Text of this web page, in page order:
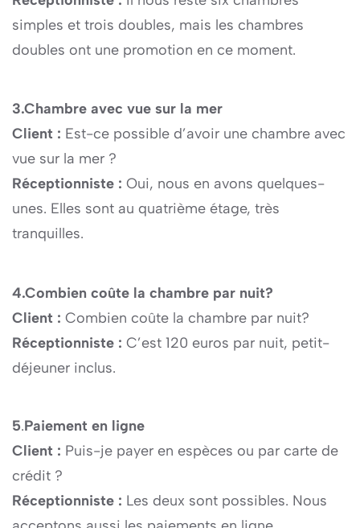
simples et trois doubles, mais les chambres
doubles ont une promotion en ce moment.
3.Chambre avec vue sur la mer
Client : Est-ce possible d’avoir une chambre avec
vue sur la mer ?
Réceptionniste : Oui, nous en avons quelques-
unes. Elles sont au quatrième étage, très
tranquilles.
4.Combien coûte la chambre par nuit?
Client : Combien coûte la chambre par nuit?
Réceptionniste : C’est 120 euros par nuit, petit-
déjeuner inclus.
5.Paiement en ligne
Client : Puis-je payer en espèces ou par carte de
crédit ?
Réceptionniste : Les deux sont possibles. Nous